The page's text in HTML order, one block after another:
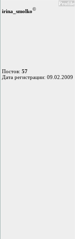
Profile
irina_smolko©
Постов: 57
Дата регистрации: 09.02.2009